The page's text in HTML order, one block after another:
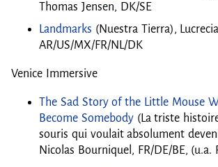
Thomas Jensen, DK/SE
Landmarks (Nuestra Tierra),
AR/US/MX/FR/NL/DK
Venice Immersive
The Sad Story of the Little Mouse
Become Somebody (La triste
souris qui voulait absolument
Nicolas Bourniquel, FR/DE/BE, (u.a.